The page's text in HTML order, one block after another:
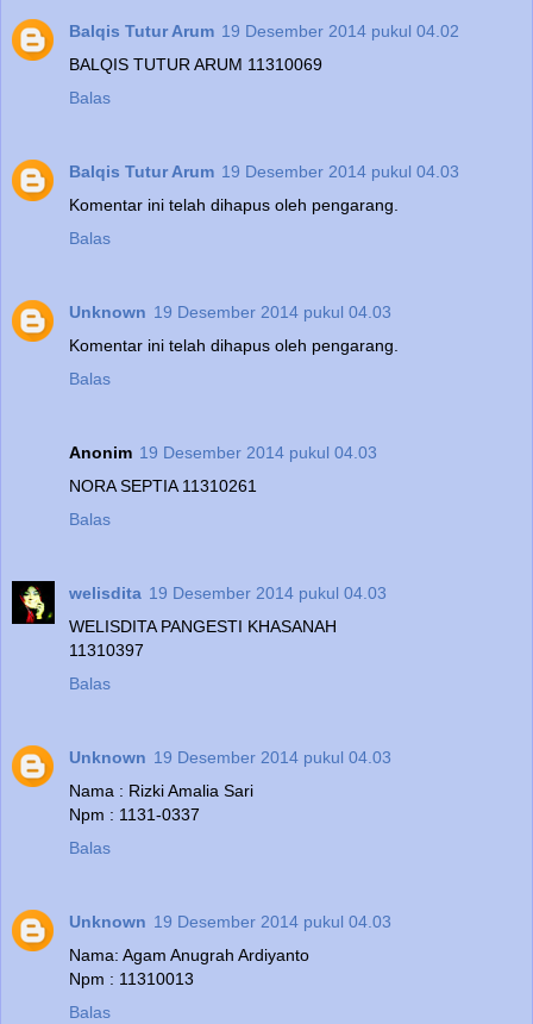
Balqis Tutur Arum 19 Desember 2014 pukul 04.02
BALQIS TUTUR ARUM 11310069
Balas
Balqis Tutur Arum 19 Desember 2014 pukul 04.03
Komentar ini telah dihapus oleh pengarang.
Balas
Unknown 19 Desember 2014 pukul 04.03
Komentar ini telah dihapus oleh pengarang.
Balas
Anonim 19 Desember 2014 pukul 04.03
NORA SEPTIA 11310261
Balas
welisdita 19 Desember 2014 pukul 04.03
WELISDITA PANGESTI KHASANAH
11310397
Balas
Unknown 19 Desember 2014 pukul 04.03
Nama : Rizki Amalia Sari
Npm : 1131-0337
Balas
Unknown 19 Desember 2014 pukul 04.03
Nama: Agam Anugrah Ardiyanto
Npm : 11310013
Balas